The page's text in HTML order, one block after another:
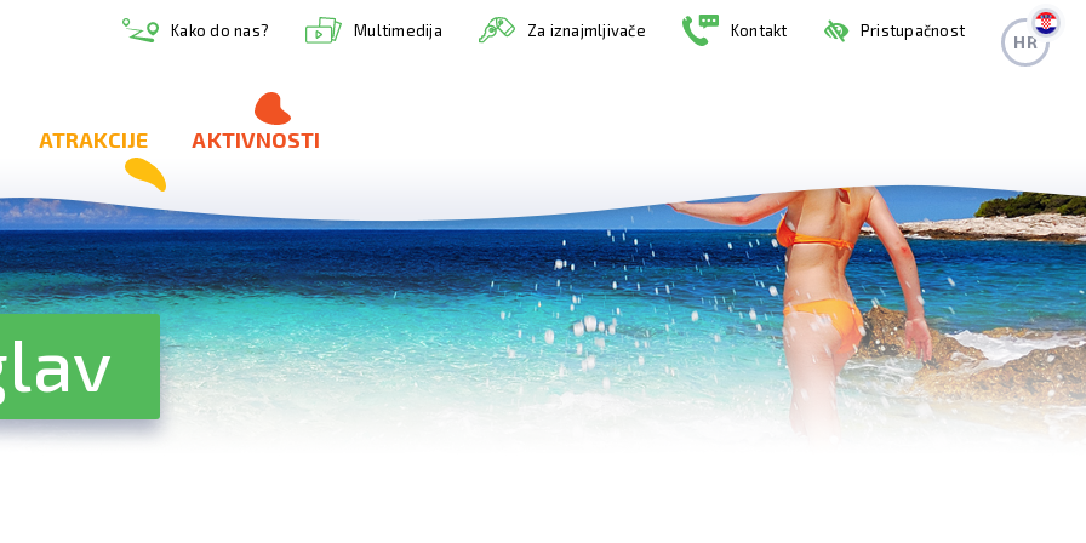
Kako do nas? Multimedija Za iznajmljivače Kontakt Pristupačnost
HR
ATRAKCIJE AKTIVNOSTI